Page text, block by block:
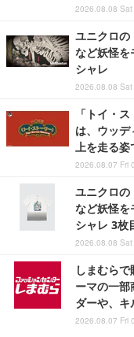
2026.08.08 Sat
ユニクロの
など妖怪を
シャレ
2026.08.08 Sat
「トイ・
は、ウッ
上を走る姿
2026.08.07 Fri
ユニクロの
など妖怪を
シャレ 3枚
2026.08.08 Sat
しまむら
ーマの一
ダーや、
2026.08.07 Fri